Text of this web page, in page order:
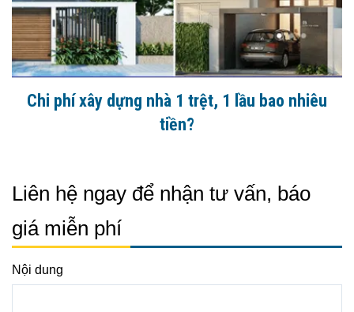
Chi phí xây dựng nhà 1 trệt, 1 lầu bao nhiêu
tiền?
Liên hệ ngay để nhận tư vấn, báo
giá miễn phí
Nội dung